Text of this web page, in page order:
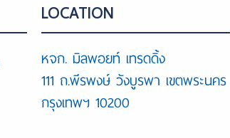
LOCATION
หจก. มิลพอยท์ เทรดดิ้ง
111 ถ.พีรพงษ์ วังบูรพา เขตพระนคร
กรุงเทพฯ 10200